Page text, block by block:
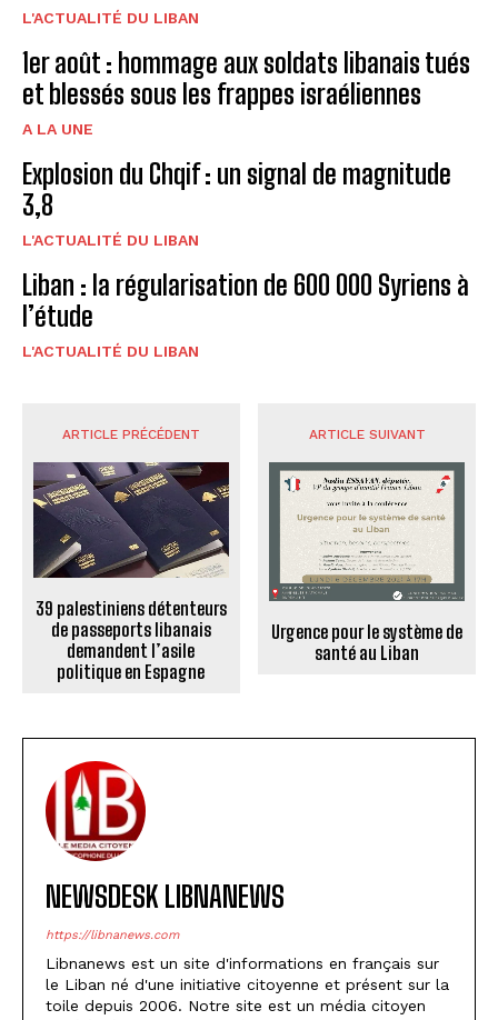
L'ACTUALITÉ DU LIBAN
1er août : hommage aux soldats libanais tués
et blessés sous les frappes israéliennes
A LA UNE
Explosion du Chqif : un signal de magnitude
3,8
L'ACTUALITÉ DU LIBAN
Liban : la régularisation de 600 000 Syriens à
l’étude
L'ACTUALITÉ DU LIBAN
ARTICLE PRÉCÉDENT
39 palestiniens détenteurs
de passeports libanais
demandent l’asile
politique en Espagne
ARTICLE SUIVANT
Urgence pour le système de
santé au Liban
NEWSDESK LIBNANEWS
https://libnanews.com
Libnanews est un site d'informations en français sur
le Liban né d'une initiative citoyenne et présent sur la
toile depuis 2006. Notre site est un média citoyen